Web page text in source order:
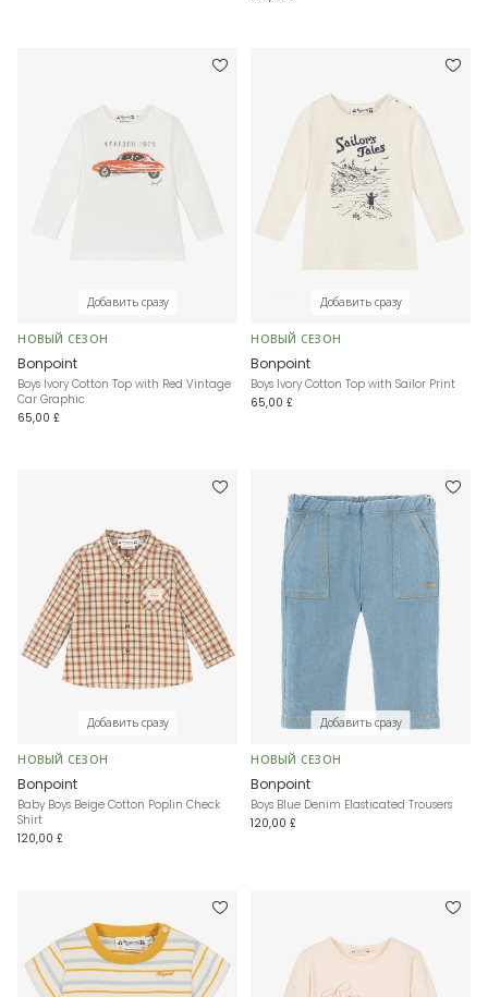
Добавить сразу
НОВЫЙ СЕЗОН
Bonpoint
Boys Ivory Cotton Top with Red Vintage
Car Graphic
65,00 £
Добавить сразу
НОВЫЙ СЕЗОН
Bonpoint
Boys Ivory Cotton Top with Sailor Print
65,00 £
Добавить сразу
НОВЫЙ СЕЗОН
Bonpoint
Baby Boys Beige Cotton Poplin Check
Shirt
120,00 £
Добавить сразу
НОВЫЙ СЕЗОН
Bonpoint
Boys Blue Denim Elasticated Trousers
120,00 £